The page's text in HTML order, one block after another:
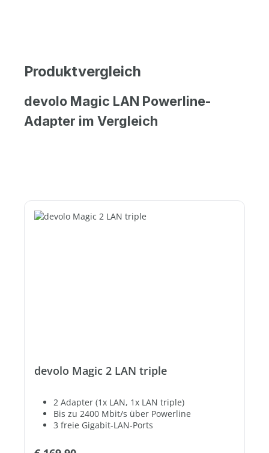
Produktvergleich
devolo Magic LAN Powerline-
Adapter im Vergleich
devolo Magic 2 LAN triple
2 Adapter (1x LAN, 1x LAN triple)
Bis zu 2400 Mbit/s über Powerline
3 freie Gigabit-LAN-Ports